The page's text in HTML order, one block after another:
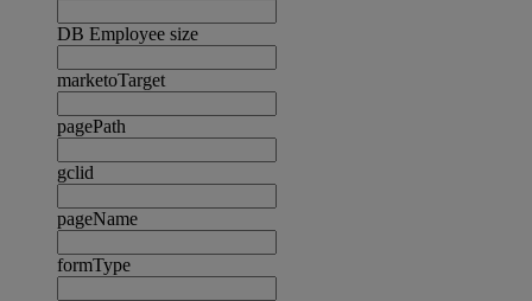
DB Employee size
marketoTarget
pagePath
gclid
pageName
formType